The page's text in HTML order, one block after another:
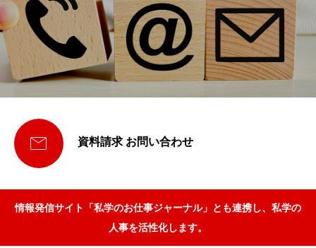
 資料請求 お問い合わせ
情報発信サイト「私学のお仕事ジャーナル」とも連携し、私学の
人事を活性化します。